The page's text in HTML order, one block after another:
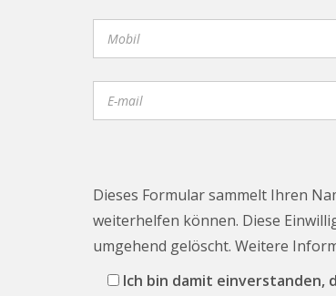
Dieses Formular sammelt Ihren
weiterhelfen können. Diese
umgehend gelöscht. Weitere
Ich bin damit einverstanden,